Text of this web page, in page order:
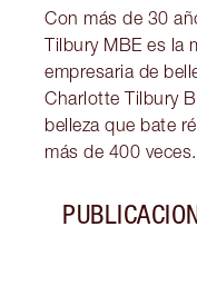
Con más de 30
Tilbury MBE es la
empresaria de
Charlotte Tilbury
belleza que bate
más de 400 veces.